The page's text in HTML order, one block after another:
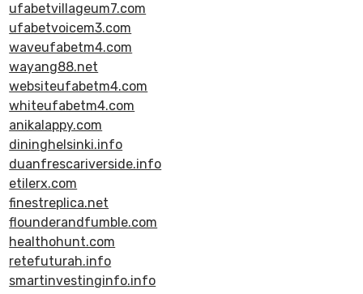
ufabetvillageum7.com
ufabetvoicem3.com
waveufabetm4.com
wayang88.net
websiteufabetm4.com
whiteufabetm4.com
anikalappy.com
dininghelsinki.info
duanfrescariverside.info
etilerx.com
finestreplica.net
flounderandfumble.com
healthohunt.com
retefuturah.info
smartinvestinginfo.info